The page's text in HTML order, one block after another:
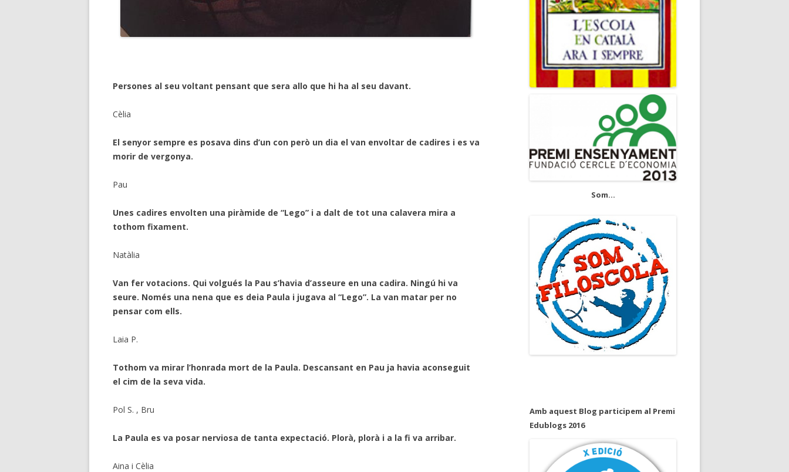
Persones al seu voltant pensant que sera allo que hi ha al seu davant.
Cèlia
El senyor sempre es posava dins d’un con però un dia el van envoltar de cadires i es va
morir de vergonya.
Pau
Unes cadires envolten una piràmide de “Lego” i a dalt de tot una calavera mira a
tothom fixament.
Natàlia
Van fer votacions. Qui volgués la Pau s’havia d’asseure en una cadira. Ningú hi va
seure. Només una nena que es deia Paula i jugava al “Lego”. La van matar per no
pensar com ells.
Laia P.
Tothom va mirar l’honrada mort de la Paula. Descansant en Pau ja havia aconseguit
el cim de la seva vida.
Pol S. , Bru
La Paula es va posar nerviosa de tanta expectació. Plorà, plorà i a la fi va arribar.
Aina i Cèlia
Som...
Amb aquest Blog participem al Premi
Edublogs 2016